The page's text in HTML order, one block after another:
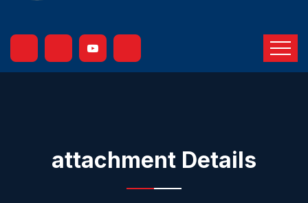
attachment Details